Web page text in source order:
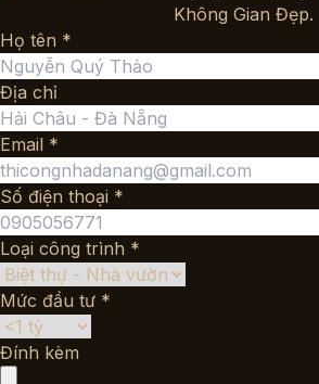
Không Gian Đẹp.
Họ tên *
Địa chỉ
Email *
Số điện thoại *
Loại công trình *
Mức đầu tư *
Đính kèm